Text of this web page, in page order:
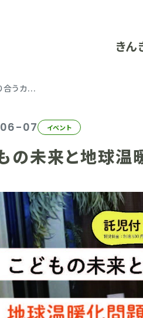
きん
私た
せ
合うカ...
07 イベント
の未来と地球温